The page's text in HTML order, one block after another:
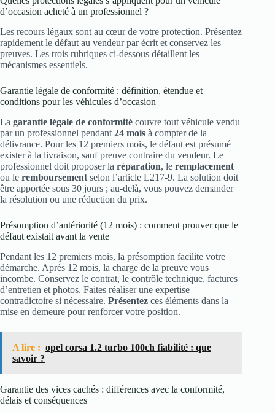
d’occasion acheté à un professionnel ?
Les recours légaux sont au cœur de votre protection. Présentez
rapidement le défaut au vendeur par écrit et conservez les
preuves. Les trois rubriques ci‑dessous détaillent les
mécanismes essentiels.
Garantie légale de conformité : définition, étendue et
conditions pour les véhicules d’occasion
La garantie légale de conformité couvre tout véhicule vendu
par un professionnel pendant 24 mois à compter de la
délivrance. Pour les 12 premiers mois, le défaut est présumé
exister à la livraison, sauf preuve contraire du vendeur. Le
professionnel doit proposer la réparation, le remplacement
ou le remboursement selon l’article L217‑9. La solution doit
être apportée sous 30 jours ; au‑delà, vous pouvez demander
la résolution ou une réduction du prix.
Présomption d’antériorité (12 mois) : comment prouver que le
défaut existait avant la vente
Pendant les 12 premiers mois, la présomption facilite votre
démarche. Après 12 mois, la charge de la preuve vous
incombe. Conservez le contrat, le contrôle technique, factures
d’entretien et photos. Faites réaliser une expertise
contradictoire si nécessaire. Présentez ces éléments dans la
mise en demeure pour renforcer votre position.
A lire : opel corsa 1.2 turbo 100ch fiabilité : que
savoir ?
Garantie des vices cachés : différences avec la conformité,
délais et conséquences